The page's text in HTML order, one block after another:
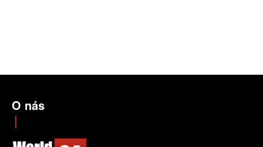
O nás